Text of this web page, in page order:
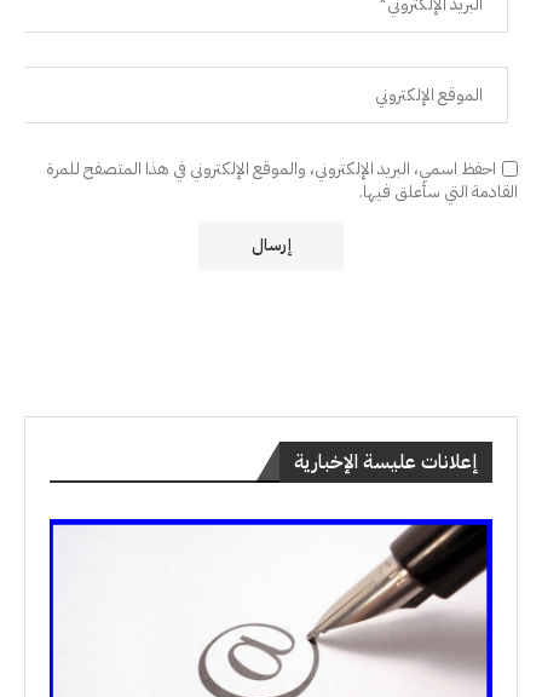
احفظ اسمي، البريد الإلكتروني، والموقع الإلكتروني في هذا المتصفح للمرة
القادمة التي سأعلق فيها.
إعلانات عليسة الإخبارية